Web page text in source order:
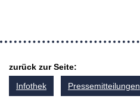
zurück zur Seite:
Infothek
Pressemitteilungen